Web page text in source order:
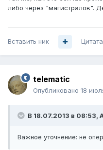
либо через "магистралов".
Вставить ник Цитата
telematic
Опубликовано 18
В 18.07.2013 в 08:53,
Важное уточнение: не